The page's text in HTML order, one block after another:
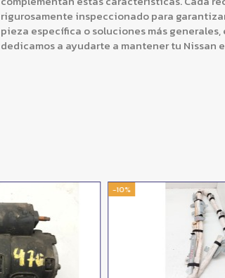
rigurosamente inspeccionado para
pieza específica o soluciones más
dedicamos a ayudarte a mantener tu Nissan
-10%